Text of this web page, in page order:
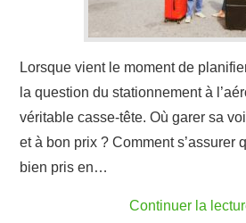
Lorsque vient le moment de
la question du stationnement à
véritable casse-tête. Où garer sa
et à bon prix ? Comment s’assurer
bien pris en…
Continuer la